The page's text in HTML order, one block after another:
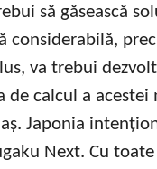
să găsească
considerabilă,
va trebui
de calcul a
Japonia
Next. Cu